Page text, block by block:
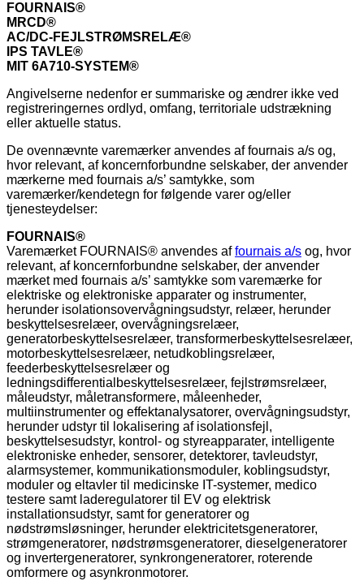
FOURNAIS®
MRCD®
AC/DC-FEJLSTRØMSRELÆ®
IPS TAVLE®
MIT 6A710-SYSTEM®
Angivelserne nedenfor er summariske og ændrer ikke ved
registreringernes ordlyd, omfang, territoriale udstrækning
eller aktuelle status.
De ovennævnte varemærker anvendes af fournais a/s og,
hvor relevant, af koncernforbundne selskaber, der anvender
mærkerne med fournais a/s’ samtykke, som
varemærker/kendetegn for følgende varer og/eller
tjenesteydelser:
FOURNAIS®
Varemærket FOURNAIS® anvendes affournais a/s og, hvor
relevant, af koncernforbundne selskaber, der anvender
mærket med fournais a/s’ samtykke som varemærke for
elektriske og elektroniske apparater og instrumenter,
herunder isolationsovervågningsudstyr, relæer, herunder
beskyttelsesrelæer, overvågningsrelæer,
generatorbeskyttelsesrelæer, transformerbeskyttelsesrelæer,
motorbeskyttelsesrelæer, netudkoblingsrelæer,
feederbeskyttelsesrelæer og
ledningsdifferentialbeskyttelsesrelæer, fejlstrømsrelæer,
måleudstyr, måletransformere, måleenheder,
multiinstrumenter og effektanalysatorer, overvågningsudstyr,
herunder udstyr til lokalisering af isolationsfejl,
beskyttelsesudstyr, kontrol- og styreapparater, intelligente
elektroniske enheder, sensorer, detektorer, tavleudstyr,
alarmsystemer, kommunikationsmoduler, koblingsudstyr,
moduler og eltavler til medicinske IT-systemer, medico
testere samt laderegulatorer til EV og elektrisk
installationsudstyr, samt for generatorer og
nødstrømsløsninger, herunder elektricitetsgeneratorer,
strømgeneratorer, nødstrømsgeneratorer, dieselgeneratorer
og invertergeneratorer, synkrongeneratorer, roterende
omformere og asynkronmotorer.